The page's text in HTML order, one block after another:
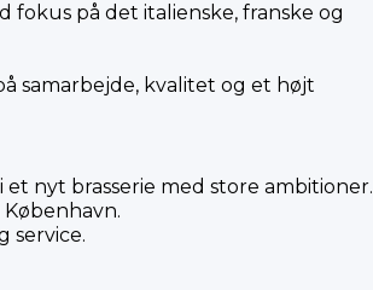
fokus på det italienske, franske og
samarbejde, kvalitet og et højt
nyt brasserie med store ambitioner.
service.